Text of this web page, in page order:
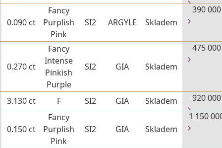
0.090 ct
Fancy
Purplish
Pink
SI2 ARGYLE Skladem
390
0.270 ct
Fancy
Intense
Pinkish
Purple
SI2 GIA Skladem
475
3.130 ct F SI2 GIA Skladem 920
0.150 ct
Fancy
Purplish
Pink
SI2 GIA Skladem
1 150